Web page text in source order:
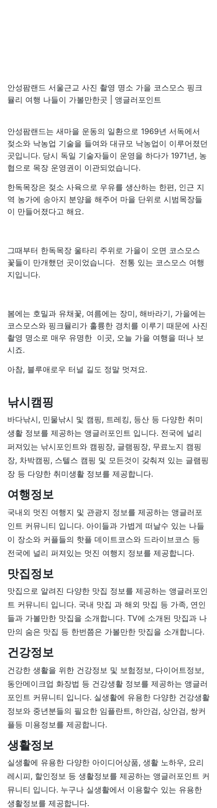
안성팜랜드 서울근교 사진 촬영 명소 가을 코스모스 핑크
뮬리 여행 나들이 가볼만한곳 | 앵글러포인트
안성팜랜드는 새마을 운동의 일환으로 1969년 서독에서
젖소와 낙농업 기술을 들여와 대규모 낙농업이 이루어졌던
곳입니다. 당시 독일 기술자들이 운영을 하다가 1971년, 농
협으로 목장 운영권이 이관되었습니다.
한독목장은 젖소 사육으로 우유를 생산하는 한편, 인근 지
역 농가에 송아지 분양을 해주어 마을 단위로 시범목장들
이 만들어졌다고 해요.
그때부터 한독목장 울타리 주위로 가을이 오면 코스모스
꽃들이 만개했던 곳이었습니다. 전통 있는 코스모스 여행
지입니다.
봄에는 호밀과 유채꽃, 여름에는 장미, 해바라기, 가을에는
코스모스와 핑크뮬리가 훌륭한 경치를 이루기 때문에 사진
촬영 명소로 매우 유명한 이곳, 오늘 가을 여행을 떠나 보
시죠.
아참, 블루애로우 터널 길도 정말 멋져요.
낚시캠핑
바다낚시, 민물낚시 및 캠핑, 트레킹, 등산 등 다양한 취미
생활 정보를 제공하는 앵글러포인트 입니다. 전국에 널리
퍼져있는 낚시포인트와 캠핑장, 글램핑장, 무료노지 캠핑
장, 차박캠핑, 스텔스 캠핑 및 모든것이 갖춰져 있는 글램핑
장 등 다양한 취미생활 정보를 제공합니다.
여행정보
국내외 멋진 여행지 및 관광지 정보를 제공하는 앵글러포
인트 커뮤니티 입니다. 아이들과 가볍게 떠날수 있는 나들
이 장소와 커플들의 핫플 데이트코스와 드라이브코스 등
전국에 널리 퍼져있는 멋진 여행지 정보를 제공합니다.
맛집정보
맛집으로 알려진 다양한 맛집 정보를 제공하는 앵글러포인
트 커뮤니티 입니다. 국내 맛집 과 해외 맛집 등 가족, 연인
들과 가볼만한 맛집을 소개합니다. TV에 소개된 맛집과 나
만의 숨은 맛집 등 한번쯤은 가볼만한 맛집을 소개합니다.
건강정보
건강한 생활을 위한 건강정보 및 보험정보, 다이어트정보,
동안메이크업 화장법 등 건강생활 정보를 제공하는 앵글러
포인트 커뮤니티 입니다. 실생활에 유용한 다양한 건강생활
정보와 중년분들의 필요한 임플란트, 하안검, 상안검, 쌍커
플등 미용정보를 제공합니다.
생활정보
실생활에 유용한 다양한 아이디어상품, 생활 노하우, 요리
레시피, 할인정보 등 생활정보를 제공하는 앵글러포인트 커
뮤니티 입니다. 누구나 실생활에서 이용할수 있는 유용한
생활정보를 제공합니다.